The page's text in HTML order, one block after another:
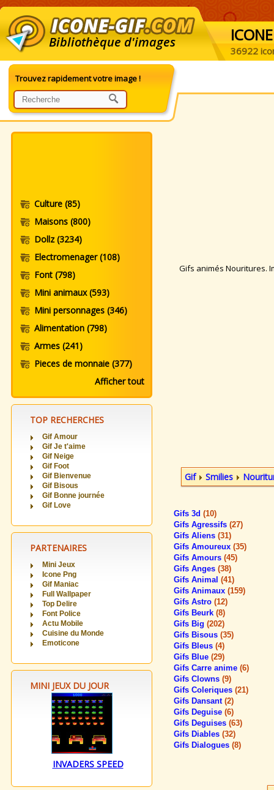
Bibliothèque d'images ICONE
36922
Trouvez rapidement votre image !
Culture (85)
Maisons (800)
Dollz(3234)
Electromenager(108)
Font (798)
Mini animaux(593)
Mini personnages (346)
Alimentation (798)
Armes (241)
Pieces de monnaie (377)
Afficher tout
TOP RECHERCHES
Gif Amour
Gif Je t'aime
Gif Neige
Gif Foot
Gif Bienvenue
Gif Bisous
Gif Bonne journée
Gif Love
PARTENAIRES
Mini Jeux
Icone Png
Gif Maniac
Full Wallpaper
Top Delire
Font Police
Actu Mobile
Cuisine du Monde
Emoticone
MINI JEUX DU JOUR
INVADERS SPEED
Gifs animés Nouritures.
Gif Smilies
Gifs 3d (10)
Gifs Agressifs (27)
Gifs Aliens (31)
Gifs Amoureux (35)
Gifs Amours (45)
Gifs Anges (38)
Gifs Animal (41)
Gifs Animaux (159)
Gifs Astro (12)
Gifs Beurk (8)
Gifs Big (202)
Gifs Bisous (35)
Gifs Bleus (4)
Gifs Blue (29)
Gifs Carre anime (6)
Gifs Clowns (9)
Gifs Coleriques (21)
Gifs Dansant (2)
Gifs Deguise (6)
Gifs Deguises (63)
Gifs Diables (32)
Gifs Dialogues (8)